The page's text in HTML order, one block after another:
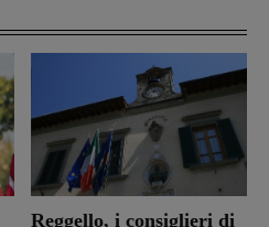
Reggello, i consiglieri di